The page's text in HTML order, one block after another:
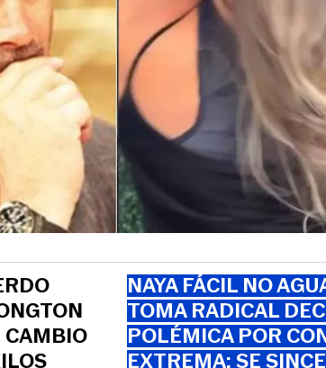
CAMBIO
NAYA FÁCIL NO
TOMA RADICAL
POLÉMICA POR
EXTREMA: SE